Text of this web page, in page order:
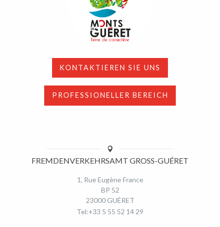
KONTAKTIEREN SIE UNS
PROFESSIONELLER BEREICH
FREMDENVERKEHRSAMT GROSS-GUÉRET
1, Rue Eugène France
BP 52
23000 GUÉRET
Tel:+33 5 55 52 14 29